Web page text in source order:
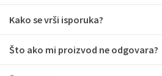
Kako se vrši isporuka?
Što ako mi proizvod ne odgovara?